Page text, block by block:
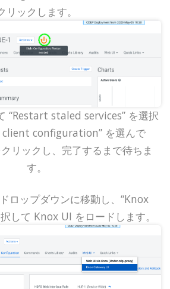
リックします。
“Restart staled services” を選択
client configuration” を選んで
リックし、完了するまで待ちま
す。
ロップダウンに移動し、“Knox
して Knox UI をロードします。